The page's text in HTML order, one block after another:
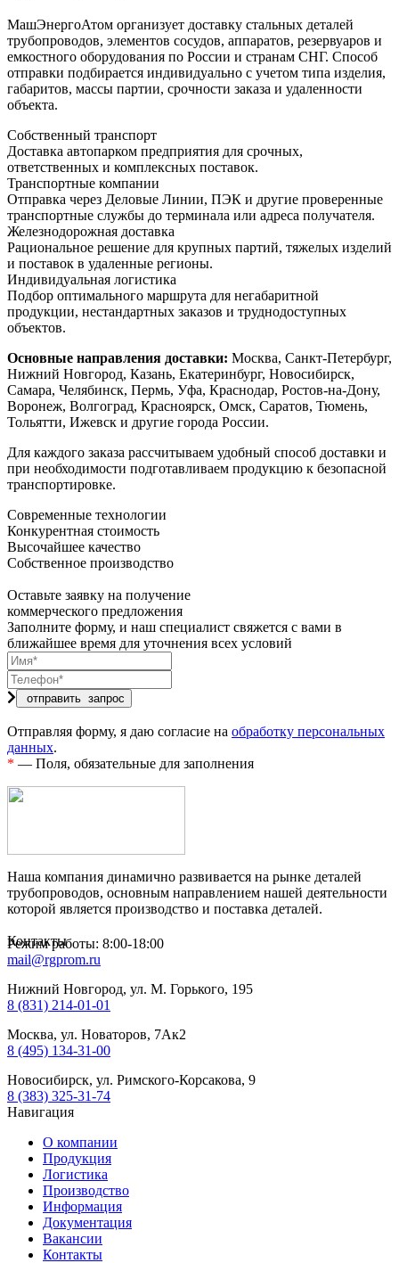
МашЭнергоАтом организует доставку стальных деталей
трубопроводов, элементов сосудов, аппаратов, резервуаров и
емкостного оборудования по России и странам СНГ. Способ
отправки подбирается индивидуально с учетом типа изделия,
габаритов, массы партии, срочности заказа и удаленности
объекта.
Собственный транспорт
Доставка автопарком предприятия для срочных,
ответственных и комплексных поставок.
Транспортные компании
Отправка через Деловые Линии, ПЭК и другие проверенные
транспортные службы до терминала или адреса получателя.
Железнодорожная доставка
Рациональное решение для крупных партий, тяжелых изделий
и поставок в удаленные регионы.
Индивидуальная логистика
Подбор оптимального маршрута для негабаритной
продукции, нестандартных заказов и труднодоступных
объектов.
Основные направления доставки: Москва, Санкт-Петербург,
Нижний Новгород, Казань, Екатеринбург, Новосибирск,
Самара, Челябинск, Пермь, Уфа, Краснодар, Ростов-на-Дону,
Воронеж, Волгоград, Красноярск, Омск, Саратов, Тюмень,
Тольятти, Ижевск и другие города России.
Для каждого заказа рассчитываем удобный способ доставки и
при необходимости подготавливаем продукцию к безопасной
транспортировке.
Современные технологии
Конкурентная стоимость
Высочайшее качество
Собственное производство
Оставьте заявку на получение
коммерческого предложения
Заполните форму, и наш специалист свяжется с вами в
ближайшее время для уточнения всех условий
Отправляя форму, я даю согласие на обработку персональных
данных.
* — Поля, обязательные для заполнения
Наша компания динамично развивается на рынке деталей
трубопроводов, основным направлением нашей деятельности
которой является производство и поставка деталей.
Контакты
Режим работы: 8:00-18:00
mail@rgprom.ru
Нижний Новгород, ул. М. Горького, 195
8 (831) 214-01-01
Москва, ул. Новаторов, 7Ак2
8 (495) 134-31-00
Новосибирск, ул. Римского-Корсакова, 9
8 (383) 325-31-74
Навигация
О компании
Продукция
Логистика
Производство
Информация
Документация
Вакансии
Контакты